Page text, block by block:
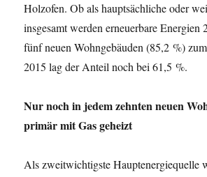
Holzofen. Ob als hauptsächliche oder
insgesamt werden erneuerbare Energien
fünf neuen Wohngebäuden (85,2 %)
2015 lag der Anteil noch bei 61,5 %.
Nur noch in jedem zehnten neuen
primär mit Gas geheizt
Als zweitwichtigste Hauptenergiequelle